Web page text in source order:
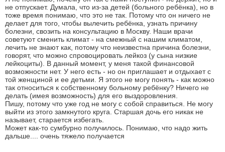
не отпускает. Думала, что из-за детей (больного ребёнка), но в
тоже время понимаю, что это не так. Потому что он ничего не
делает для того, чтобы вылечить ребёнка, узнать причину
болезни, свозить на консультацию в Москву. Наши врачи
советуют сменить климат - на смежный с нашим климатом,
лечить не знают как, потому что неизвестна причина болезни,
говорят, что можно спровоцировать лейкоз (у сына низкие
лейкоциты). В данный момент, у меня такой финансовой
возможности нет. У него есть - но он приглашает и отдыхает с
той женщиной и ее детьми. Я этого не могу понять - как можно
так относиться к собственному больному ребёнку? Ничего не
делать (имея возможность) для его выздоровления.
Пишу, потому что уже год не могу с собой справиться. Не могу
выйти из этого замкнутого круга. Старшая дочь его никак не
называет, старается избегать.
Может как-то сумбурно получилось. Понимаю, что надо жить
дальше.... очень тяжело получается